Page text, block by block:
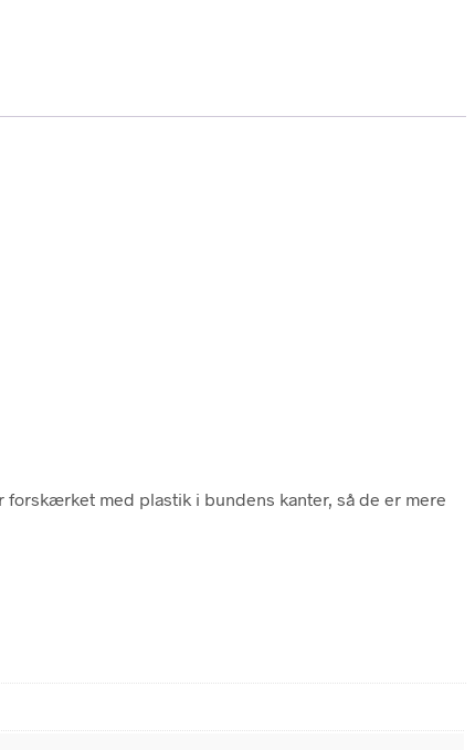
med plastik i bundens kanter, så de er mere